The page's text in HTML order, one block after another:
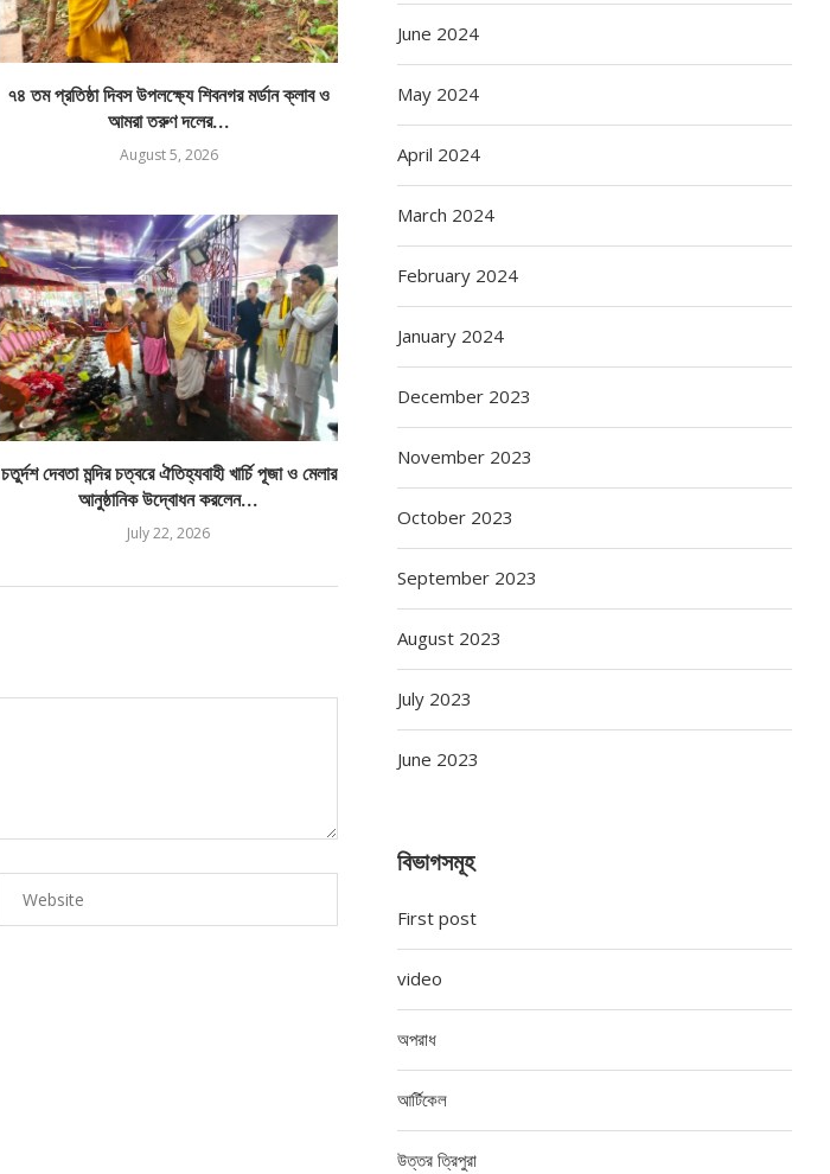
৭৪ তম প্রতিষ্ঠা দিবস উপলক্ষ্যে শিবনগর মর্ডান ক্লাব ও
আমরা তরুণ দলের...
August 5, 2026
চতুর্দশ দেবতা মন্দির চত্বরে ঐতিহ্যবাহী খার্চি পূজা ও মেলার
আনুষ্ঠানিক উদ্বোধন করলেন...
July 22, 2026
June 2024
May 2024
April 2024
March 2024
February 2024
January 2024
December 2023
November 2023
October 2023
September 2023
August 2023
July 2023
June 2023
বিভাগসমূহ
First post
video
অপরাধ
আর্টিকেল
উত্তর ত্রিপুরা